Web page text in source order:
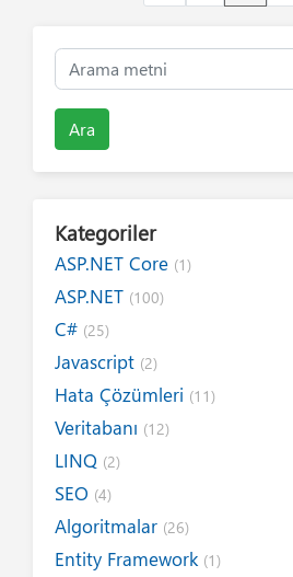
Ara
Kategoriler
ASP.NET Core (1)
ASP.NET (100)
C# (25)
Javascript (2)
Hata Çözümleri (11)
Veritabanı (12)
LINQ (2)
SEO (4)
Algoritmalar (26)
Entity Framework (1)